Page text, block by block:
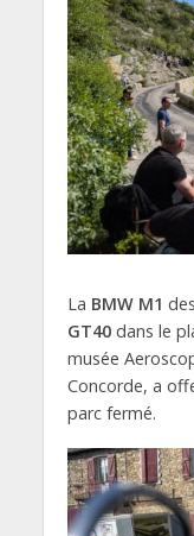
La BMW M1
GT40dans le
musée
Concorde, a
parc fermé.